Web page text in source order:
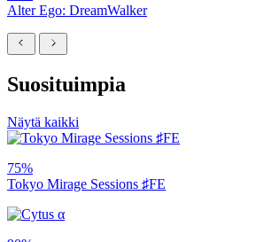
Alter Ego: DreamWalker
Suosituimpia
Näytä kaikki
75%
Tokyo Mirage Sessions ♯FE